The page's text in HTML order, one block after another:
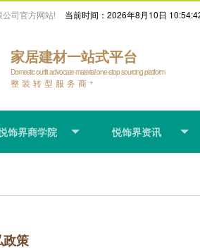
司官方网站! 当前时间： 2026年8月10日
家居建材一站式平台
Domestic outfit advocate material one-stop sourcing platform
整装转型服务商 +
饰界商学院 悦饰界资讯
策